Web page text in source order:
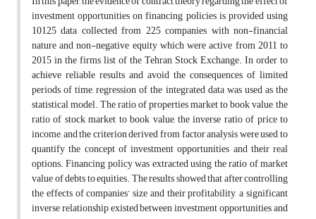
investment opportunities on financing policies is provided using
10125 data collected from 225 companies with non-financial
nature and non-negative equity which were active from 2011 to
2015 in the firms list of the Tehran Stock Exchange. In order to
achieve reliable results and avoid the consequences of limited
periods of time, regression of the integrated data was used as the
statistical model. The ratio of properties market to book value, the
ratio of stock market to book value, the inverse ratio of price to
income, and the criterion derived from factor analysis were used to
quantify the concept of investment opportunities and their real
options. Financing policy was extracted using the ratio of market
value of debts to equities. The results showed that after controlling
the effects of companies’ size and their profitability, a significant
inverse relationship existed between investment opportunities and